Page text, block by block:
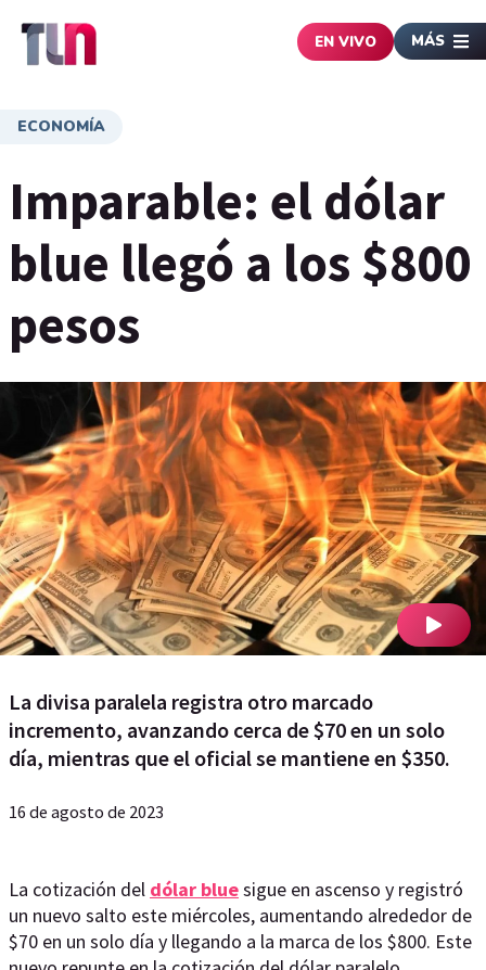
EN VIVO MÁS
ECONOMÍA
Imparable: el dólar
blue llegó a los $800
pesos
La divisa paralela registra otro marcado
incremento, avanzando cerca de $70 en un solo
día, mientras que el oficial se mantiene en $350.
16 de agosto de 2023
La cotización del dólar bluesigue en ascenso y registró
un nuevo salto este miércoles, aumentando alrededor de
$70 en un solo día y llegando a la marca de los $800. Este